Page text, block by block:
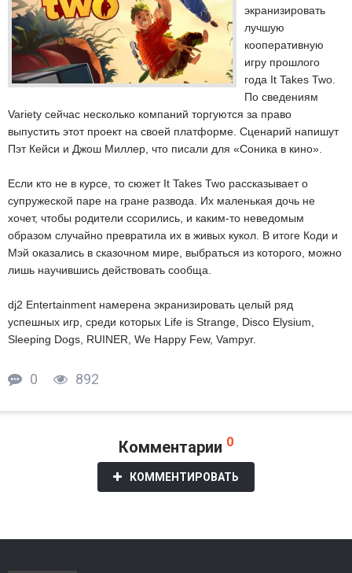
экранизировать
лучшую
кооперативную
игру прошлого
года It Takes Two.
По сведениям
Variety сейчас несколько компаний торгуются за право
выпустить этот проект на своей платформе. Сценарий напишут
Пэт Кейси и Джош Миллер, что писали для «Соника в кино».
Если кто не в курсе, то сюжет It Takes Two рассказывает о
супружеской паре на гране развода. Их маленькая дочь не
хочет, чтобы родители ссорились, и каким-то неведомым
образом случайно превратила их в живых кукол. В итоге Коди и
Мэй оказались в сказочном мире, выбраться из которого, можно
лишь научившись действовать сообща.
dj2 Entertainment намерена экранизировать целый ряд
успешных игр, среди которых Life is Strange, Disco Elysium,
Sleeping Dogs, RUINER, We Happy Few, Vampyr.
0 892
Комментарии 0
КОММЕНТИРОВАТЬ